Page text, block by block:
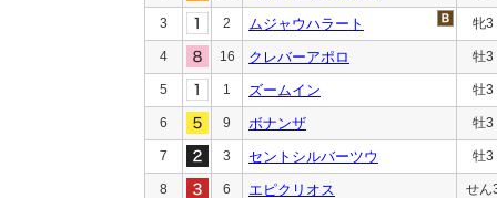
3 2 ムジャウハラート 牝3
4 16 クレバーアポロ 牡3
5 1 ズームイン 牡3
6 9 ボナンザ 牡3
7 3 セントシルバーツウ 牡3
8 6 エピクリオス せん